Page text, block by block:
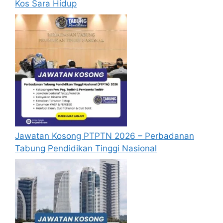
Baca Juga :
JOM MASUK TENTERA UDARA!
Pengambilan Terkini Perajurit Muda
Tentera Udara Diraja Malaysia (TUDM)
Disini.
JOM MASUK TENTERA LAUT!
Pengambilan Terkini Perajurit Muda
Tentera Laut Diraja Malaysia (TLDM)
Disini.
Syarat Asas Permohonan
Calon perlu memenuhi syarat asas berikut
untuk memohon jawatan kosong Sime Darby
Kos Sara Hidup
Jawatan Kosong PTPTN 2026 – Perbadanan
Tabung Pendidikan Tinggi Nasional